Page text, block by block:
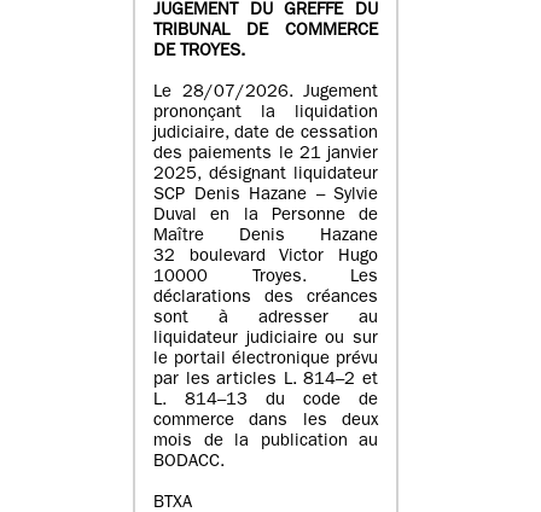
JUGEMENT DU GREFFE DU
TRIBUNAL DE COMMERCE
DE TROYES.
Le 28/07/2026. Jugement
prononçant la liquidation
judiciaire, date de cessation
des paiements le 21 janvier
2025, désignant liquidateur
SCP Denis Hazane – Sylvie
Duval en la Personne de
Maître Denis Hazane
32 boulevard Victor Hugo
10000 Troyes. Les
déclarations des créances
sont à adresser au
liquidateur judiciaire ou sur
le portail électronique prévu
par les articles L. 814–2 et
L. 814–13 du code de
commerce dans les deux
mois de la publication au
BODACC.
BTXA